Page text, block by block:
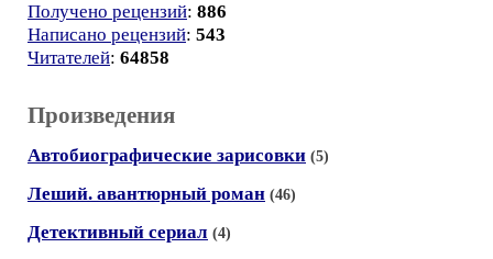
Получено рецензий: 886
Написано рецензий: 543
Читателей: 64858
Произведения
Автобиографические зарисовки (5)
Леший. авантюрный роман (46)
Детективный сериал (4)